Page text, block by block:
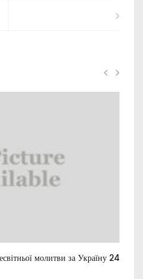
молитви за Україну 24